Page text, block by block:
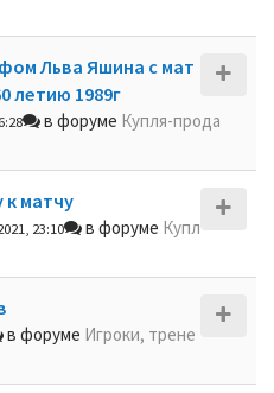
Льва Яшина с мат
летию 1989г
в форуме Купля-прода
к матчу
23:10 в форуме Купл
в форуме Игроки, трене